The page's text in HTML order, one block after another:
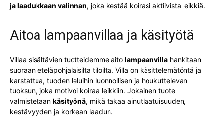
ja laadukkaan valinnan, joka kestää koirasi aktiivista leikkiä.
Aitoa lampaanvillaa ja käsityötä
Villaa sisältävien tuotteidemme aito lampaanvilla hankitaan
suoraan eteläpohjalaisilta tiloilta. Villa on käsittelemätöntä ja
karstattua, tuoden leluihin luonnollisen ja houkuttelevan
tuoksun, joka motivoi koiraa leikkiin. Jokainen tuote
valmistetaan käsityönä, mikä takaa ainutlaatuisuuden,
kestävyyden ja korkean laadun.